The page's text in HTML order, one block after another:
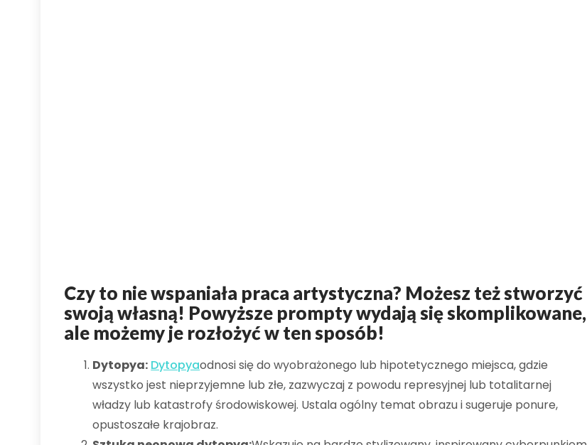
Czy to nie wspaniała praca artystyczna? Możesz też stworzyć
swoją własną! Powyższe prompty wydają się skomplikowane,
ale możemy je rozłożyć w ten sposób!
Dytopya: Dytopyaodnosi się do wyobrażonego lub hipotetycznego miejsca, gdzie
wszystko jest nieprzyjemne lub złe, zazwyczaj z powodu represyjnej lub totalitarnej
władzy lub katastrofy środowiskowej. Ustala ogólny temat obrazu i sugeruje ponure,
opustoszałe krajobraz.